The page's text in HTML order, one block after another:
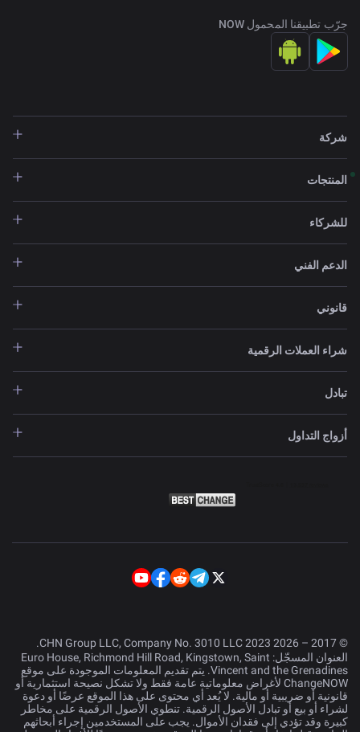
جرّب تطبيقنا المحمول NOW
شركة
المنتجات
للشركاء
الدعم الفني
قانوني
شراء العملات الرقمية
تبادل
أزواج التداول
© 2017 – 2026 CHN Group LLC, Company No. 3010 LLC 2023.
العنوان المسجّل: Euro House, Richmond Hill Road, Kingstown, Saint
Vincent and the Grenadines. يتم تقديم المعلومات الموجودة على موقع
ChangeNOW لأغراض معلوماتية عامة فقط ولا تشكل نصيحة استثمارية أو
قانونية أو ضريبية أو مالية. لا يُعد أي محتوى على هذا الموقع عرضًا أو دعوة
لشراء أو بيع أو تبادل الأصول الرقمية. تنطوي الأصول الرقمية على مخاطر
كبيرة وقد تؤدي إلى فقدان الأموال. يجب على المستخدمين إجراء أبحاثهم